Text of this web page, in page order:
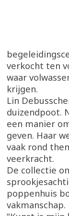
verkocht ten
waar
krijgen.
Lin
duizendpoot.
een manier
geven. Haar
vaak rond
veerkracht.
De collectie
poppenhuis
vakmanschap.